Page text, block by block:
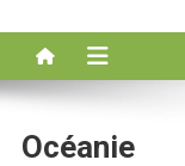
Océanie